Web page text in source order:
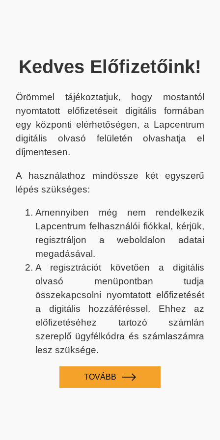
Kedves Előfizetőink!
Örömmel tájékoztatjuk, hogy mostantól
nyomtatott előfizetéseit digitális formában
egy központi elérhetőségen, a Lapcentrum
digitális olvasó felületén olvashatja el
díjmentesen.
A használathoz mindössze két egyszerű
lépés szükséges:
Amennyiben még nem rendelkezik
Lapcentrum felhasználói fiókkal, kérjük,
regisztráljon a weboldalon adatai
megadásával.
A regisztrációt követően a digitális
olvasó menüpontban tudja
összekapcsolni nyomtatott előfizetését
a digitális hozzáféréssel. Ehhez az
előfizetéséhez tartozó számlán
szereplő ügyfélkódra és számlaszámra
lesz szüksége.
TOVÁBB